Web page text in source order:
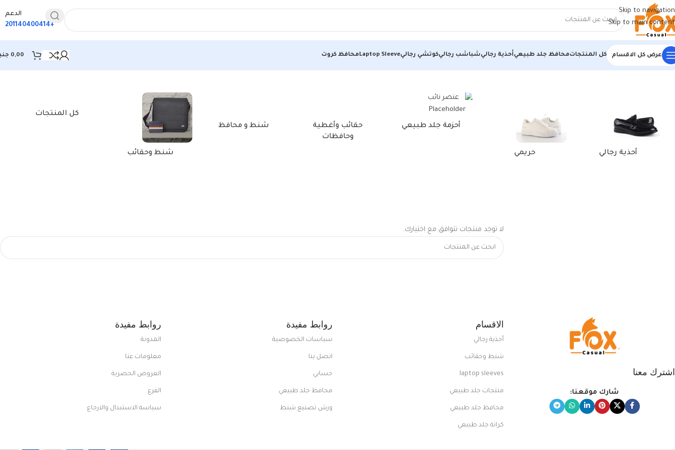
Skip to navigation
Skip to main content
الدعم
+201140400414
عرض كل الاقسام كل المنتجاتمحافظ جلد طبيعيأحذية رجاليشباشب رجاليكوتشي رجاليLaptop Sleeveمحافظ كروت 0,00
الرئيسية/منتجات تحت الوسم “محفظة رجالية”
أحذية رجالي حريمي
أحزمة جلد طبيعي
حقائب وأغطية
وحافظات
شنط و محافظ
شنط وحقائب
كل المنتجات
لا توجد منتجات تتوافق مع اختيارك.
اشترك معنا
شارك موقعنا:
الاقسام
أحذية رجالي
شنط وحقائب
laptop sleeves
منتجات جلد طبيعي
محافظ جلد طبيعي
كراتة جلد طبيعي
روابط مفيدة
سياسات الخصوصية
اتصل بنا
حسابي
محافظ جلد طبيعي
ورش تصنيع شنط
روابط مفيدة
المدونة
معلومات عنا
العروض الحصرية
الفرع
سياسة الاستبدال والارجاع